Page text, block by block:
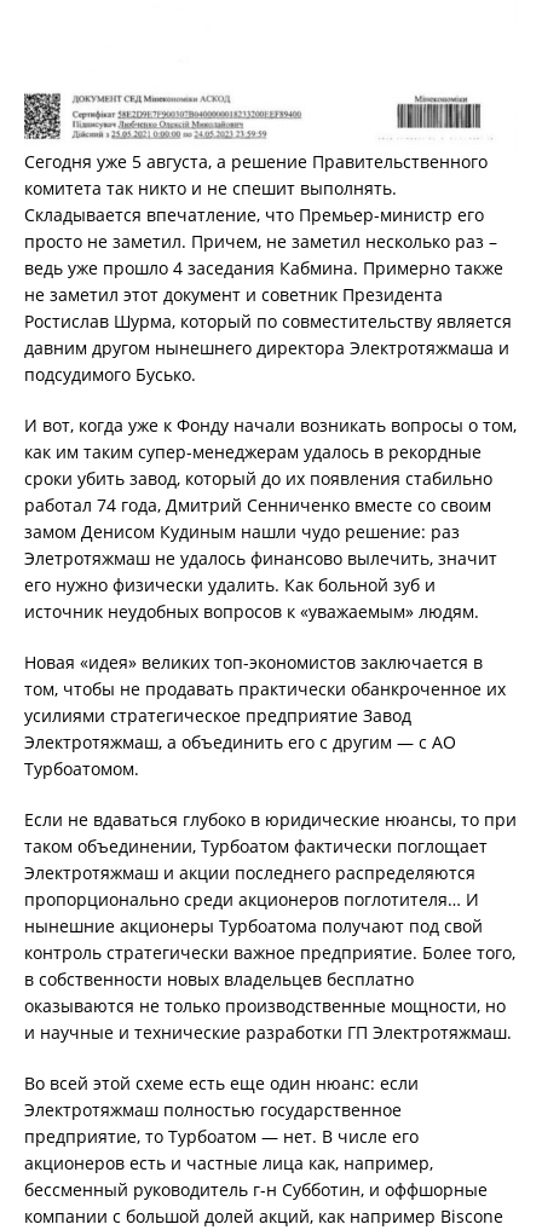
Сегодня уже 5 августа, а решение Правительственного
комитета так никто и не спешит выполнять.
Складывается впечатление, что Премьер-министр его
просто не заметил. Причем, не заметил несколько раз –
ведь уже прошло 4 заседания Кабмина. Примерно также
не заметил этот документ и советник Президента
Ростислав Шурма, который по совместительству является
давним другом нынешнего директора Электротяжмаша и
подсудимого Бусько.
И вот, когда уже к Фонду начали возникать вопросы о том,
как им таким супер-менеджерам удалось в рекордные
сроки убить завод, который до их появления стабильно
работал 74 года, Дмитрий Сенниченко вместе со своим
замом Денисом Кудиным нашли чудо решение: раз
Элетротяжмаш не удалось финансово вылечить, значит
его нужно физически удалить. Как больной зуб и
источник неудобных вопросов к «уважаемым» людям.
Новая «идея» великих топ-экономистов заключается в
том, чтобы не продавать практически обанкроченное их
усилиями стратегическое предприятие Завод
Электротяжмаш, а объединить его с другим — с АО
Турбоатомом.
Если не вдаваться глубоко в юридические нюансы, то при
таком объединении, Турбоатом фактически поглощает
Электротяжмаш и акции последнего распределяются
пропорционально среди акционеров поглотителя… И
нынешние акционеры Турбоатома получают под свой
контроль стратегически важное предприятие. Более того,
в собственности новых владельцев бесплатно
оказываются не только производственные мощности, но
и научные и технические разработки ГП Электротяжмаш.
Во всей этой схеме есть еще один нюанс: если
Электротяжмаш полностью государственное
предприятие, то Турбоатом — нет. В числе его
акционеров есть и частные лица как, например,
бессменный руководитель г-н Субботин, и оффшорные
компании с большой долей акций, как например Biscone